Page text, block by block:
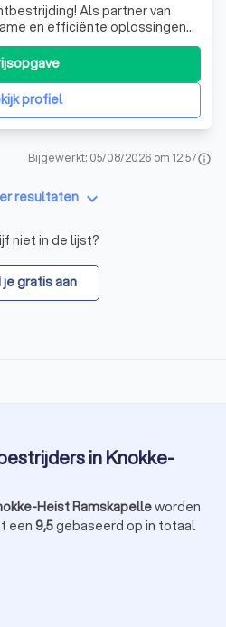
Als partner van
en efficiënte oplossingen
en klantgericht.
profiel
Bijgewerkt: 05/08/2026 om 12:57info
resultaten keyboard_arrow_down
niet in de lijst?
gratis aan
in Knokke-
Heist Ramskapelleworden
een 9,5gebaseerd op in totaal